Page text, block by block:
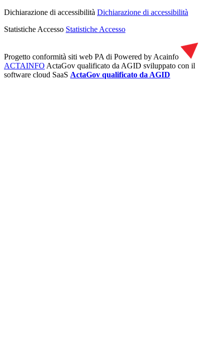
Dichiarazione di accessibilità Dichiarazione di accessibilità
Statistiche Accesso Statistiche Accesso
Progetto conformità siti web PA di Powered by Acainfo
ACTAINFO ActaGov qualificato da AGID sviluppato con il
software cloud SaaS ActaGov qualificato da AGID